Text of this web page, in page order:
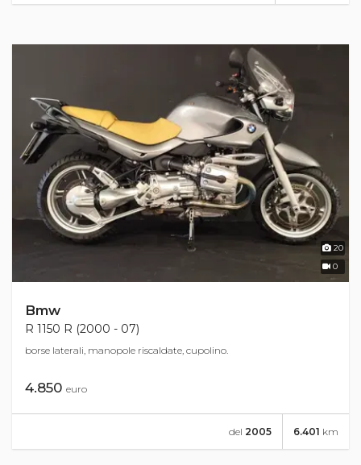
20
0
Bmw
R 1150 R (2000 - 07)
borse laterali, manopole riscaldate, cupolino.
4.850 euro
6.401 km
del 2005